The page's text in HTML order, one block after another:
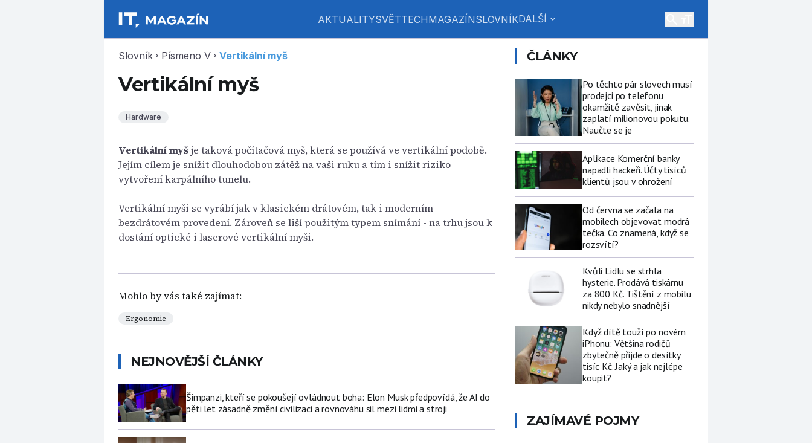
AKTUALITYSVĚTTECHMAGAZÍNSLOVNÍKDALŠÍ expand_more
Slovník chevron_right Písmeno V chevron_right Vertikální myš
Vertikální myš
Hardware
Vertikální myšje taková počítačová myš, která se používá ve vertikální podobě.
Jejím cílem je snížit dlouhodobou zátěž na vaši ruku a tím i snížit riziko
vytvoření karpálního tunelu.
Vertikální myši se vyrábí jak v klasickém drátovém, tak i moderním
bezdrátovém provedení. Zároveň se liší použitým typem snímání - na trhu jsou k
dostání optické i laserové vertikální myši.
Mohlo by vás také zajímat:
Ergonomie
NEJNOVĚJŠÍ ČLÁNKY
Šimpanzi, kteří se pokoušejí ovládnout boha: Elon Musk předpovídá, že AI do
pěti let zásadně změní civilizaci a rovnováhu sil mezi lidmi a stroji
ČLÁNKY
Po těchto pár slovech musí
prodejci po telefonu
okamžitě zavěsit, jinak
zaplatí milionovou pokutu.
Naučte se je
Aplikace Komerční banky
napadli hackeři. Účty tisíců
klientů jsou v ohrožení
Od června se začala na
mobilech objevovat modrá
tečka. Co znamená, když se
rozsvítí?
Kvůli Lidlu se strhla
hysterie. Prodává tiskárnu
za 800 Kč. Tištění z mobilu
nikdy nebylo snadnější
Když dítě touží po novém
iPhonu: Většina rodičů
zbytečně přijde o desítky
tisíc Kč. Jaký a jak nejlépe
koupit?
ZAJÍMAVÉ POJMY